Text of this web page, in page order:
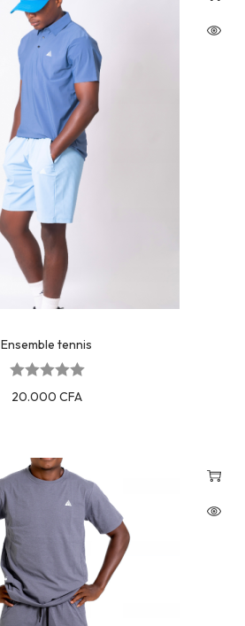
Ensemble tennis
20.000 CFA